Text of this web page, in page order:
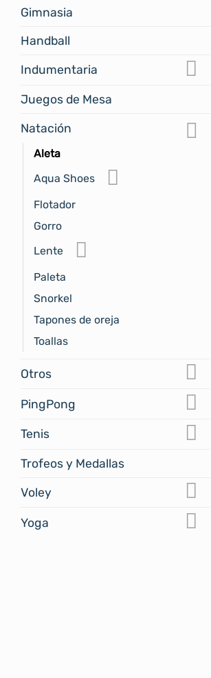
Gimnasia
Handball
Indumentaria
Juegos de Mesa
Natación
Aleta
Aqua Shoes
Flotador
Gorro
Lente
Paleta
Snorkel
Tapones de oreja
Toallas
Otros
PingPong
Tenis
Trofeos y Medallas
Voley
Yoga